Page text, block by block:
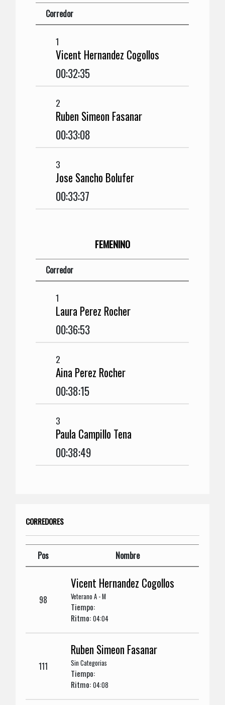
Corredor
1
Vicent Hernandez Cogollos
00:32:35
2
Ruben Simeon Fasanar
00:33:08
3
Jose Sancho Bolufer
00:33:37
FEMENINO
Corredor
1
Laura Perez Rocher
00:36:53
2
Aina Perez Rocher
00:38:15
3
Paula Campillo Tena
00:38:49
CORREDORES
Pos Nombre
98
Vicent Hernandez Cogollos
Veterano A - M
Tiempo:
Ritmo:04:04
111
Ruben Simeon Fasanar
Sin Categorias
Tiempo:
Ritmo:04:08